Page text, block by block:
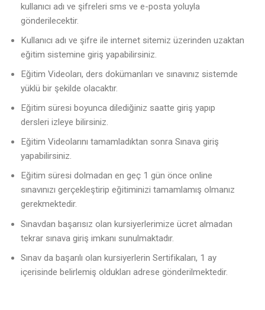
kullanıcı adı ve şifreleri sms ve e-posta yoluyla
gönderilecektir.
Kullanıcı adı ve şifre ile internet sitemiz üzerinden uzaktan
eğitim sistemine giriş yapabilirsiniz.
Eğitim Videoları, ders dokümanları ve sınavınız sistemde
yüklü bir şekilde olacaktır.
Eğitim süresi boyunca dilediğiniz saatte giriş yapıp
dersleri izleye bilirsiniz.
Eğitim Videolarını tamamladıktan sonra Sınava giriş
yapabilirsiniz.
Eğitim süresi dolmadan en geç 1 gün önce online
sınavınızı gerçekleştirip eğitiminizi tamamlamış olmanız
gerekmektedir.
Sınavdan başarısız olan kursiyerlerimize ücret almadan
tekrar sınava giriş imkanı sunulmaktadır.
Sınav da başarılı olan kursiyerlerin Sertifikaları, 1 ay
içerisinde belirlemiş oldukları adrese gönderilmektedir.